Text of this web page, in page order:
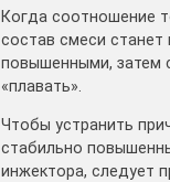
Когда соотношение
состав смеси
повышенными, затем
«плавать».
Чтобы устранить
стабильно
инжектора, следует